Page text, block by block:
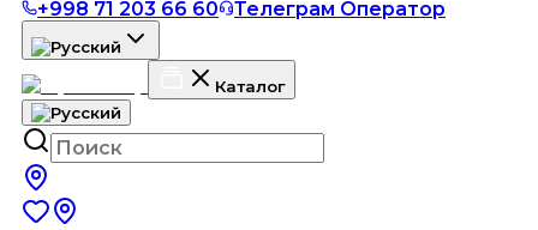
+998 71 203 66 60
Телеграм Оператор
Каталог